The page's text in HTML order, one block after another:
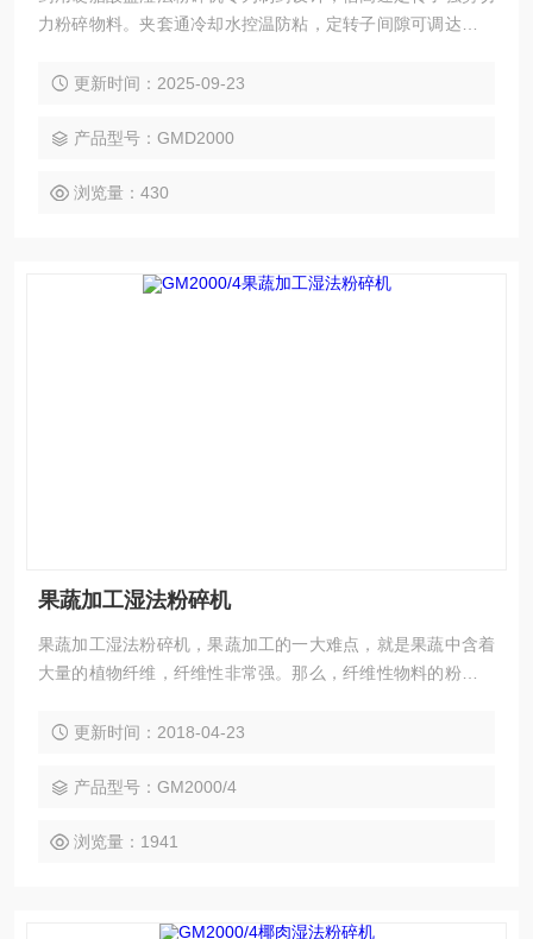
力粉碎物料。夹套通冷却水控温防粘，定转子间隙可调达微纳
产，高效分散硬脂酸盐，保障粒径均匀与药品纯度，适制药精
更新时间：2025-09-23
产品型号：GMD2000
浏览量：430
果蔬加工湿法粉碎机
果蔬加工湿法粉碎机，果蔬加工的一大难点，就是果蔬中含着
大量的植物纤维，纤维性非常强。那么，纤维性物料的粉碎方
和撞击。即在粉碎的过程中，首先利用剪切力把长纤维制成短
植物的特性所决定的。上海思峻高剪切粉碎机通过定转子高速
撞，效果佳。
更新时间：2018-04-23
产品型号：GM2000/4
浏览量：1941